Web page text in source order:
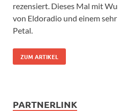
rezensiert. Dieses Mal mit
von Eldoradio und einem
Petal.
ZUM ARTIKEL
PARTNERLINK